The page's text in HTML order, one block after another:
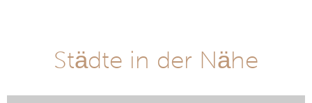
Städte in der Nähe